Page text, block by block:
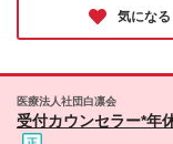
田
気になる
医療法人社団白凛会
受付カウンセラー*年